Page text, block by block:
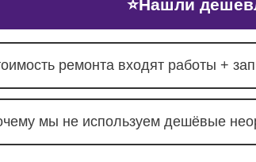
⭐Нашли
ремонта входят работы +
мы не используем дешёвые